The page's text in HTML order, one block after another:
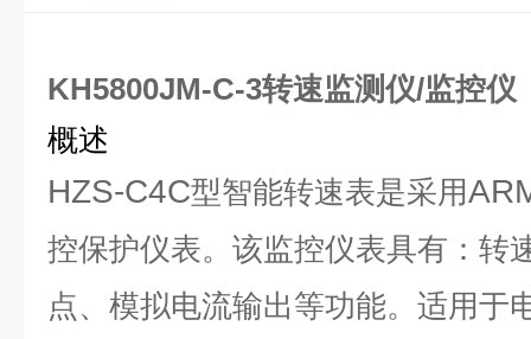
KH5800JM-C-3转速监测仪/监控仪
概述
HZS-C4C型智能转速表是采用
控保护仪表。该监控仪表具有：转
点、模拟电流输出等功能。适用于